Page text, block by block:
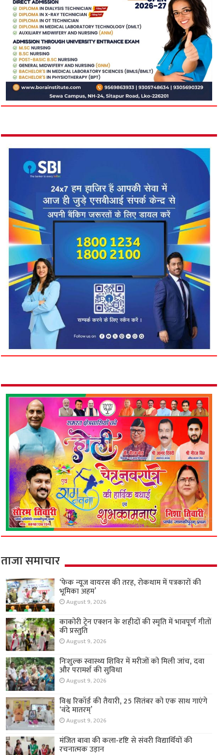
ताजा समाचार
‘फेक न्यूज वायरस की तरह, रोकथाम में पत्रकारों की
भूमिका अहम’
August 9, 2026
काकोरी ट्रेन एक्शन के शहीदों की स्मृति में भावपूर्ण गीतों
की प्रस्तुति
August 9, 2026
निःशुल्क स्वास्थ्य शिविर में मरीजों को मिली जांच, दवा
और परामर्श की सुविधा
August 9, 2026
विश्व रिकॉर्ड की तैयारी, 25 सितंबर को एक साथ गाएंगे
‘वंदे मातरम्’
August 9, 2026
मंजित बावा की कला-दृष्टि से संवरी विद्यार्थियों की
रचनात्मक उड़ान